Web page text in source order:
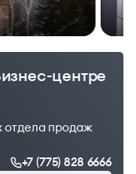
центре
отдела продаж
+7 (775) 828 6666